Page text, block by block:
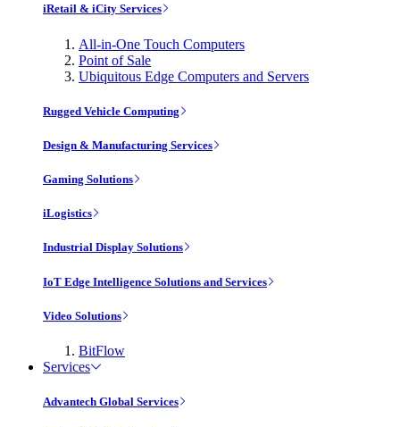
iRetail & iCity Services
All-in-One Touch Computers
Point of Sale
Ubiquitous Edge Computers and Servers
Rugged Vehicle Computing
Design & Manufacturing Services
Gaming Solutions
iLogistics
Industrial Display Solutions
IoT Edge Intelligence Solutions and Services
Video Solutions
BitFlow
Services
Advantech Global Services